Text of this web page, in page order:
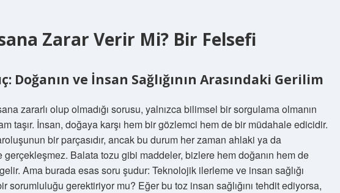
Zarar Verir Mi? Bir Felsefi
Doğanın ve İnsan Sağlığının Arasındaki Gerilim
zararlı olup olmadığı sorusu, yalnızca bilimsel bir sorgulama olmanın
taşır. İnsan, doğaya karşı hem bir gözlemci hem de bir müdahale edicidir.
bir parçasıdır, ancak bu durum her zaman ahlaki ya da
Balata tozu gibi maddeler, bizlere hem doğanın hem de
Ama burada esas soru şudur: Teknolojik ilerleme ve insan sağlığı
sorumluluğu gerektiriyor mu? Eğer bu toz insan sağlığını tehdit ediyorsa,